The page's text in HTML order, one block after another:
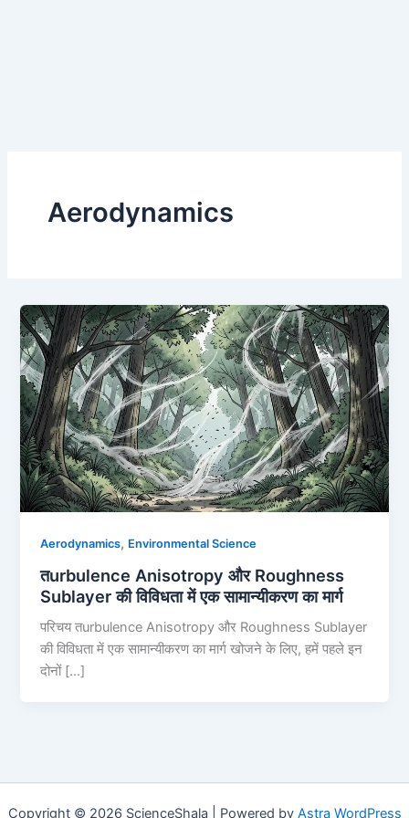
Aerodynamics
Aerodynamics, Environmental Science
तurbulence Anisotropy और Roughness
Sublayer की विविधता में एक सामान्यीकरण का मार्ग
परिचय तurbulence Anisotropy और Roughness Sublayer
की विविधता में एक सामान्यीकरण का मार्ग खोजने के लिए, हमें पहले इन
दोनों […]
Copyright © 2026 ScienceShala | Powered by Astra WordPress